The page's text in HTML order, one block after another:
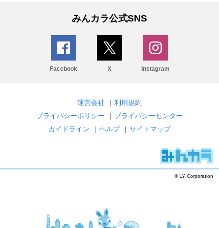
みんカラ公式SNS
Facebook X Instagram
運営会社 | 利用規約
プライバシーポリシー
| プライバシーセンター
ガイドライン
| ヘルプ | サイトマップ
© LY Corporation